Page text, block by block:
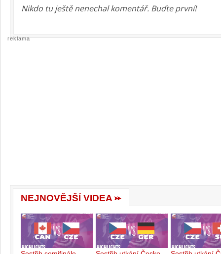
Nikdo tu ještě nenechal komentář. Buďte první!
reklama
NEJNOVĚJŠÍ VIDEA